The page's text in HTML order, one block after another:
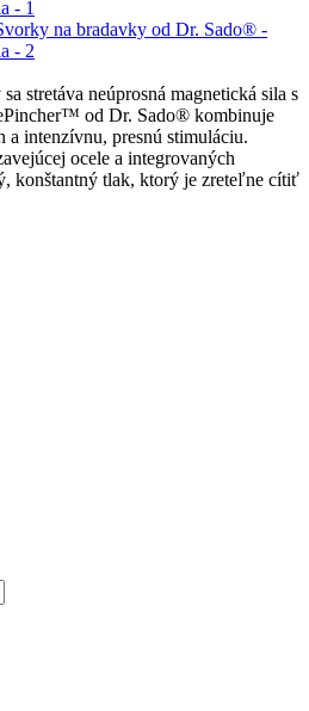
stretáva neúprosná magnetická sila s
od Dr. Sado® kombinuje
intenzívnu, presnú stimuláciu.
ocele a integrovaných
konštantný tlak, ktorý je zreteľne cítiť